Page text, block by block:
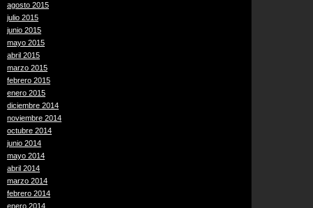
agosto 2015
julio 2015
junio 2015
mayo 2015
abril 2015
marzo 2015
febrero 2015
enero 2015
diciembre 2014
noviembre 2014
octubre 2014
junio 2014
mayo 2014
abril 2014
marzo 2014
febrero 2014
enero 2014